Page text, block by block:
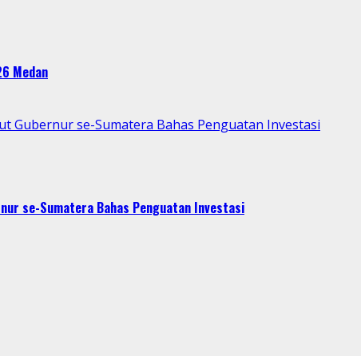
Medan
Gubernur se-Sumatera Bahas Penguatan Investasi
se-Sumatera Bahas Penguatan Investasi